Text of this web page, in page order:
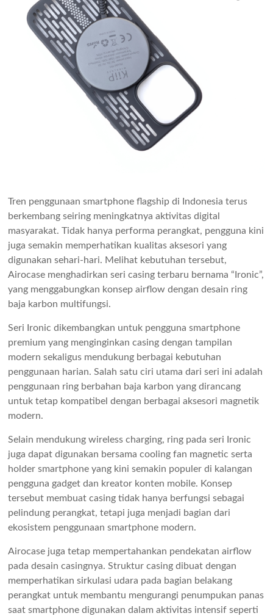
Tren penggunaan smartphone flagship di Indonesia terus
berkembang seiring meningkatnya aktivitas digital
masyarakat. Tidak hanya performa perangkat, pengguna kini
juga semakin memperhatikan kualitas aksesori yang
digunakan sehari-hari. Melihat kebutuhan tersebut,
Airocase menghadirkan seri casing terbaru bernama “Ironic”,
yang menggabungkan konsep airflow dengan desain ring
baja karbon multifungsi.
Seri Ironic dikembangkan untuk pengguna smartphone
premium yang menginginkan casing dengan tampilan
modern sekaligus mendukung berbagai kebutuhan
penggunaan harian. Salah satu ciri utama dari seri ini adalah
penggunaan ring berbahan baja karbon yang dirancang
untuk tetap kompatibel dengan berbagai aksesori magnetik
modern.
Selain mendukung wireless charging, ring pada seri Ironic
juga dapat digunakan bersama cooling fan magnetic serta
holder smartphone yang kini semakin populer di kalangan
pengguna gadget dan kreator konten mobile. Konsep
tersebut membuat casing tidak hanya berfungsi sebagai
pelindung perangkat, tetapi juga menjadi bagian dari
ekosistem penggunaan smartphone modern.
Airocase juga tetap mempertahankan pendekatan airflow
pada desain casingnya. Struktur casing dibuat dengan
memperhatikan sirkulasi udara pada bagian belakang
perangkat untuk membantu mengurangi penumpukan panas
saat smartphone digunakan dalam aktivitas intensif seperti